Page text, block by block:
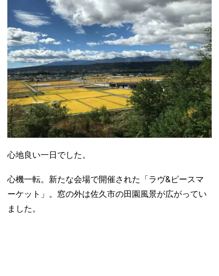
心地良い一日でした。
心機一転。新たな会場で開催された「ラヴ&ピースマ
ーケット」。窓の外は佐久市の田園風景が広がってい
ました。